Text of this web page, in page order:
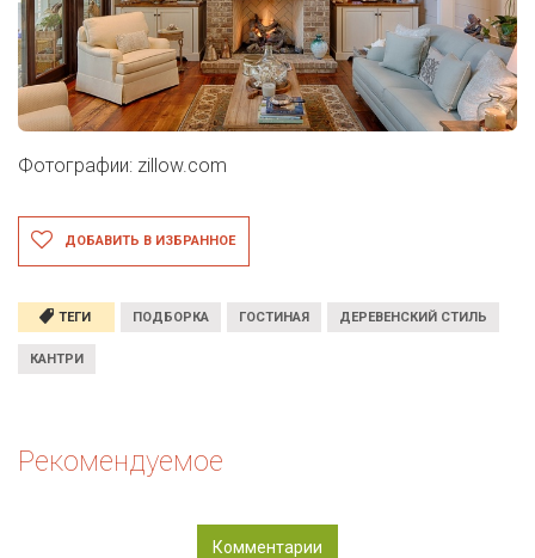
Фотографии: zillow.com
ДОБАВИТЬ В ИЗБРАННОЕ
ТЕГИ ПОДБОРКА ГОСТИНАЯ ДЕРЕВЕНСКИЙ СТИЛЬ
КАНТРИ
Рекомендуемое
Комментарии